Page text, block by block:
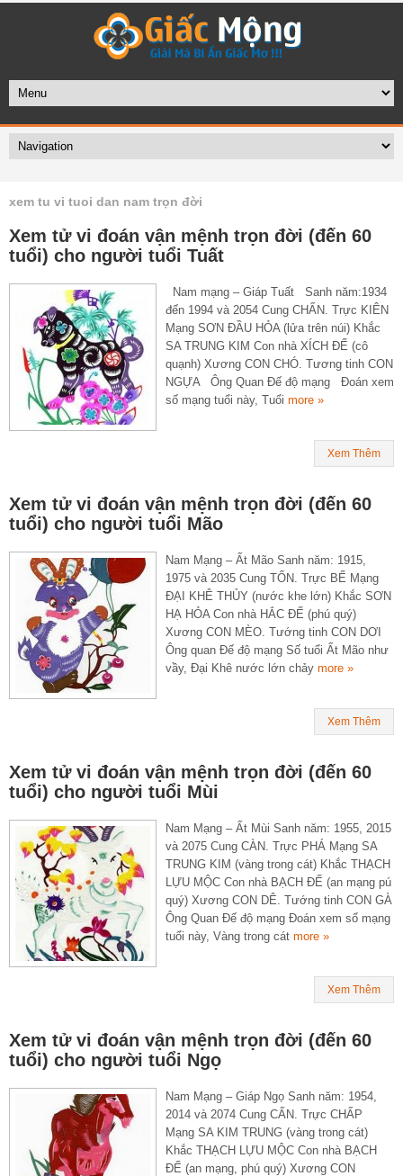
xem tu vi tuoi dan nam trọn đời
Xem tử vi đoán vận mệnh trọn đời (đến 60
tuổi) cho người tuổi Tuất
Nam mạng – Giáp Tuất Sanh năm:1934
đến 1994 và 2054 Cung CHẤN. Trực KIÊN
Mạng SƠN ĐẦU HỎA (lửa trên núi) Khắc
SA TRUNG KIM Con nhà XÍCH ĐẾ (cô
quạnh) Xương CON CHÓ. Tương tinh CON
NGỰA Ông Quan Đế độ mạng Đoán xem
số mạng tuổi này, Tuổi more »
Xem Thêm
Xem tử vi đoán vận mệnh trọn đời (đến 60
tuổi) cho người tuổi Mão
Nam Mạng – Ất Mão Sanh năm: 1915,
1975 và 2035 Cung TỐN. Trực BẾ Mạng
ĐẠI KHÊ THỦY (nước khe lớn) Khắc SƠN
HẠ HỎA Con nhà HẮC ĐẾ (phú quý)
Xương CON MÈO. Tướng tinh CON DƠI
Ông quan Đế độ mạng Số tuổi Ất Mão như
vầy, Đại Khê nước lớn chảy more »
Xem Thêm
Xem tử vi đoán vận mệnh trọn đời (đến 60
tuổi) cho người tuổi Mùi
Nam Mạng – Ất Mùi Sanh năm: 1955, 2015
và 2075 Cung CÀN. Trực PHÁ Mạng SA
TRUNG KIM (vàng trong cát) Khắc THẠCH
LỰU MỘC Con nhà BẠCH ĐẾ (an mạng pú
quý) Xương CON DÊ. Tướng tinh CON GÀ
Ông Quan Đế độ mạng Đoán xem số mạng
tuổi này, Vàng trong cát more »
Xem Thêm
Xem tử vi đoán vận mệnh trọn đời (đến 60
tuổi) cho người tuổi Ngọ
Nam Mạng – Giáp Ngọ Sanh năm: 1954,
2014 và 2074 Cung CẤN. Trực CHẤP
Mạng SA KIM TRUNG (vàng trong cát)
Khắc THẠCH LỰU MỘC Con nhà BẠCH
ĐẾ (an mạng, phú quý) Xương CON